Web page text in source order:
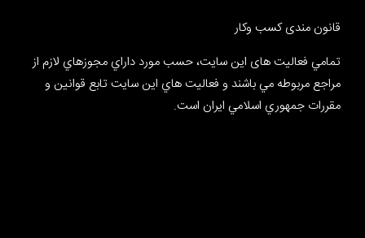
قانون مندی کسب وکار
تمامي فعالیت های این سایت، حسب مورد داراي مجوزهاي لازم از
مراجع مربوطه مي باشند و فعاليت هاي اين سايت تابع قوانين و
مقررات جمهوري اسلامي ايران است.